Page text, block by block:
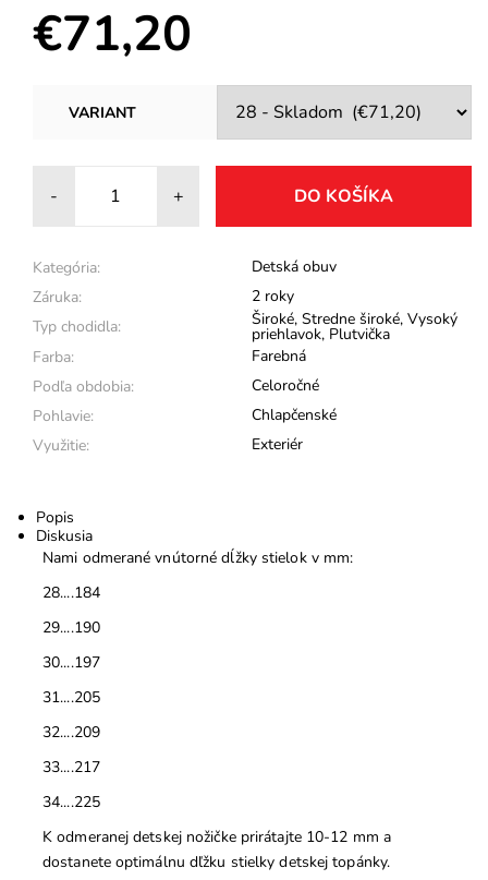
€71,20
VARIANT
- +
Kategória:
Detská obuv
Záruka:
2 roky
Typ chodidla:
Široké, Stredne široké, Vysoký
priehlavok, Plutvička
Farba:
Farebná
Podľa obdobia:
Celoročné
Pohlavie:
Chlapčenské
Využitie:
Exteriér
Popis
Diskusia
Nami odmerané vnútorné dĺžky stielok v mm:
28....184
29....190
30....197
31....205
32....209
33....217
34....225
K odmeranej detskej nožičke prirátajte 10-12 mm a
dostanete optimálnu dľžku stielky detskej topánky.